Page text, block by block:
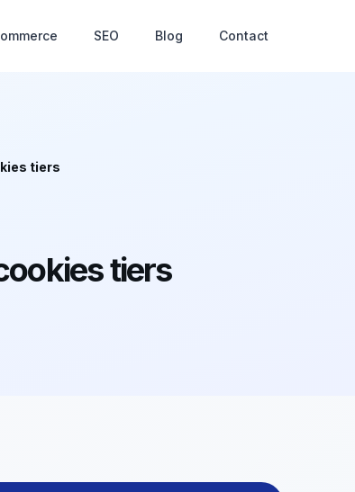
SEO Blog Contact
tiers
tiers